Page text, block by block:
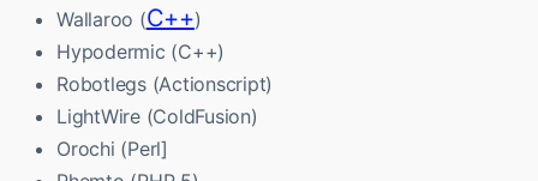
Wallaroo (C++)
Hypodermic (C++)
Robotlegs (Actionscript)
LightWire (ColdFusion)
Orochi (Perl]